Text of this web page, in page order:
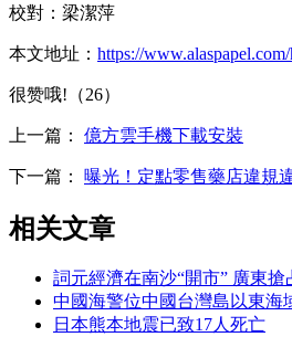
校對：梁潔萍
本文地址： https://
很赞哦!（26）
上一篇： 億方雲手機下載安裝
下一篇： 曝光！定點零售藥店違規
相关文章
詞元經濟在南沙“開市” 廣東
中國海警位中國台灣島以東海
日本熊本地震已致17人死亡